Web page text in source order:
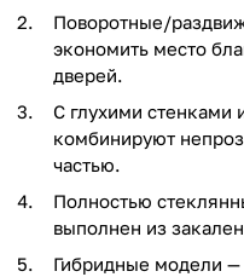
Поворотные/
экономить место
дверей.
С глухими стенками
комбинируют
частью.
Полностью
выполнен из
Гибридные модели —